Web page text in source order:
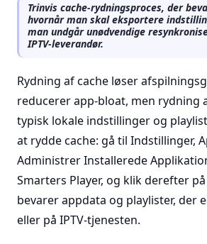
Trinvis cache-rydningsproces, der
hvornår man skal eksportere
man undgår unødvendige
IPTV-leverandør.
Rydning af cache løser
reducerer app-bloat, men rydning
typisk lokale indstillinger og
at rydde cache: gå til Indstillinger,
Administrer Installerede
Smarters Player, og klik derefter
bevarer appdata og playlister, der
eller på IPTV-tjenesten.